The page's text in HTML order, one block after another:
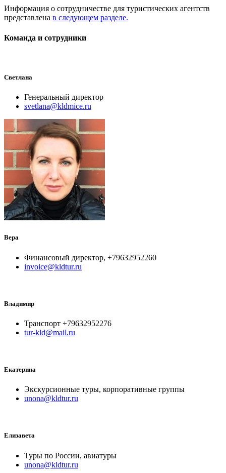
Информация о сотрудничестве для туристических агентств
представлена в следующем разделе.
Команда и сотрудники
Светлана
Генеральный директор
svetlana@kldmice.ru
Вера
Финансовый директор, +79632952260
invoice@kldtur.ru
Владимир
Транспорт +79632952276
tur-kld@mail.ru
Екатерина
Экскурсионные туры, корпоративные группы
unona@kldtur.ru
Елизавета
Туры по России, авиатуры
unona@kldtur.ru